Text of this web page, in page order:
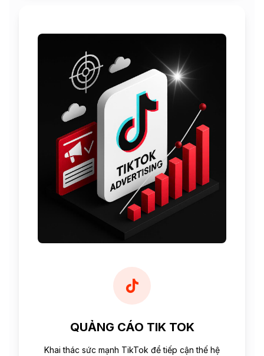
QUẢNG CÁO TIK TOK
Khai thác sức mạnh TikTok để tiếp cận thế hệ